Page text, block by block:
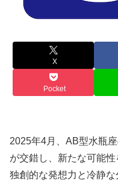
X
Pocket
2025年4月、AB型水瓶
が交錯し、新たな可能性
独創的な発想力と冷静